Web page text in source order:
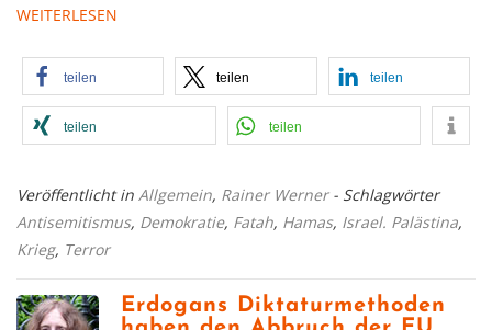
WEITERLESEN
teilen teilen teilen
teilen teilen
Veröffentlicht in Allgemein, Rainer Werner - Schlagwörter
Antisemitismus, Demokratie, Fatah, Hamas, Israel. Palästina,
Krieg, Terror
Erdogans Diktaturmethoden